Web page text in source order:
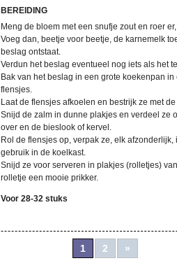
BEREIDING
Meng de bloem met een snufje zout en roer
Voeg dan, beetje voor beetje, de karnemelk
beslag ontstaat.
Verdun het beslag eventueel nog iets als het
Bak van het beslag in een grote koekenpan
flensjes.
Laat de flensjes afkoelen en bestrijk ze met
Snijd de zalm in dunne plakjes en verdeel ze
over en de bieslook of kervel.
Rol de flensjes op, verpak ze, elk
gebruik in de koelkast.
Snijd ze voor serveren in plakjes (rolletjes)
rolletje een mooie prikker.
Voor 28-32 stuks
1 2 »